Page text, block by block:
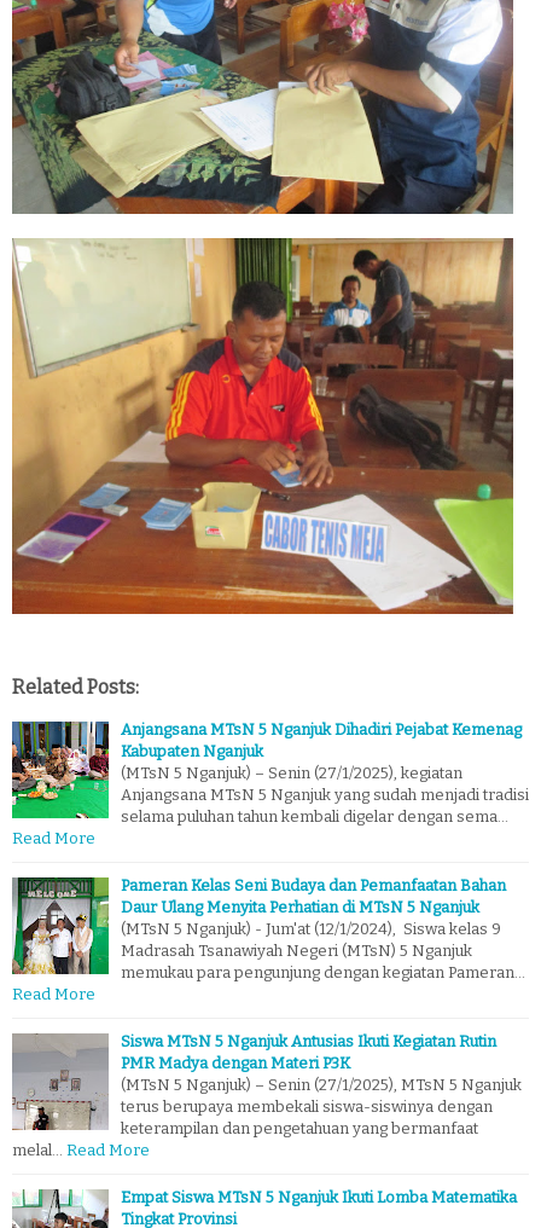
Related Posts:
Anjangsana MTsN 5 Nganjuk Dihadiri Pejabat Kemenag
Kabupaten Nganjuk
(MTsN 5 Nganjuk) – Senin (27/1/2025), kegiatan
Anjangsana MTsN 5 Nganjuk yang sudah menjadi tradisi
selama puluhan tahun kembali digelar dengan sema…
Read More
Pameran Kelas Seni Budaya dan Pemanfaatan Bahan
Daur Ulang Menyita Perhatian di MTsN 5 Nganjuk
(MTsN 5 Nganjuk) - Jum'at (12/1/2024), Siswa kelas 9
Madrasah Tsanawiyah Negeri (MTsN) 5 Nganjuk
memukau para pengunjung dengan kegiatan Pameran…
Read More
Siswa MTsN 5 Nganjuk Antusias Ikuti Kegiatan Rutin
PMR Madya dengan Materi P3K
(MTsN 5 Nganjuk) – Senin (27/1/2025), MTsN 5 Nganjuk
terus berupaya membekali siswa-siswinya dengan
keterampilan dan pengetahuan yang bermanfaat
melal… Read More
Empat Siswa MTsN 5 Nganjuk Ikuti Lomba Matematika
Tingkat Provinsi